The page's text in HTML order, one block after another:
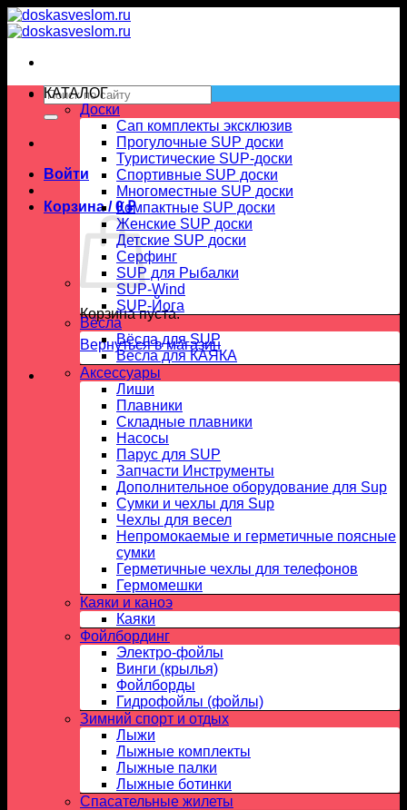
Skip
to
Искать:
Войти
Корзина /0₽
Корзина пуста.
Вернуться в магазин
КАТАЛОГ
Доски
Сап комплекты эксклюзив
Прогулочные SUP доски
Туристические SUP-доски
Спортивные SUP доски
Многоместные SUP доски
Компактные SUP доски
Женские SUP доски
Детские SUP доски
Серфинг
SUP для Рыбалки
SUP-Wind
SUP-Йога
Вёсла
Вёсла для SUP
Весла для КАЯКА
Аксессуары
Лиши
Плавники
Складные плавники
Насосы
Парус для SUP
Запчасти Инструменты
Дополнительное оборудование для Sup
Сумки и чехлы для Sup
Чехлы для весел
Непромокаемые и герметичные поясные
сумки
Герметичные чехлы для телефонов
Гермомешки
Каяки и каноэ
Каяки
Фойлбординг
Электро-фойлы
Винги (крылья)
Фойлборды
Гидрофойлы (фойлы)
Зимний спорт и отдых
Лыжи
Лыжные комплекты
Лыжные палки
Лыжные ботинки
Спасательные жилеты